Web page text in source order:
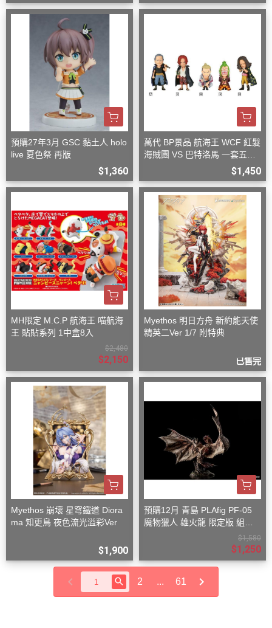
預購27年3月 GSC 黏土人 holo
live 夏色祭 再版
$1,360
萬代 BP景品 航海王 WCF 紅髮
海賊團 VS 巴特洛馬 一套五款
$1,450
MH限定 M.C.P 航海王 喵航海
王 貼貼系列 1中盒8入
$2,480
$2,150
Myethos 明日方舟 新約能天使
精英二Ver 1/7 附特典
已售完
Myethos 崩壞 星穹鐵道 Diora
ma 知更鳥 夜色流光溢彩Ver
$1,900
預購12月 青島 PLAfig PF-05
魔物獵人 雄火龍 限定版 組裝
$1,580
$1,250
2 ... 61